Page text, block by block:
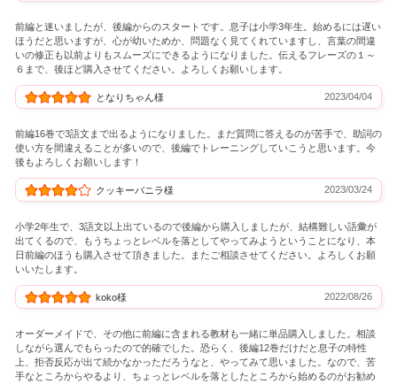
前編と迷いましたが、後編からのスタートです。息子は小学3年生。始めるには遅い
ほうだと思いますが、心が幼いためか、問題なく見てくれていますし、言葉の間違
いの修正も以前よりもスムーズにできるようになりました。伝えるフレーズの１～
６まで、後ほど購入させてください。よろしくお願いします。
となりちゃん様 2023/04/04
前編16巻で3語文まで出るようになりました。まだ質問に答えるのが苦手で、助詞の
使い方を間違えることが多いので、後編でトレーニングしていこうと思います。今
後もよろしくお願いします！
クッキーバニラ様 2023/03/24
小学2年生で、3語文以上出ているので後編から購入しましたが、結構難しい語彙が
出てくるので、もうちょっとレベルを落としてやってみようということになり、本
日前編のほうも購入させて頂きました。またご相談させてください。よろしくお願
いいたします。
koko様 2022/08/26
オーダーメイドで、その他に前編に含まれる教材も一緒に単品購入しました。相談
しながら選んでもらったので的確でした。恐らく、後編12巻だけだと息子の特性
上、拒否反応が出て続かなかっただろうなと、やってみて思いました。なので、苦
手なところからやるより、ちょっとレベルを落としたところから始めるのがお勧め